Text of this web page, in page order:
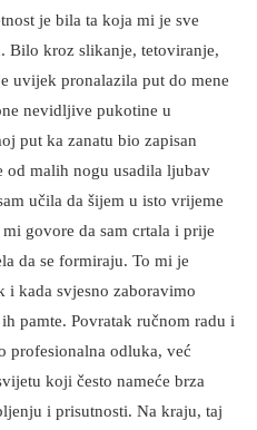
je bila ta koja mi je sve
Bilo kroz slikanje, tetoviranje,
uvijek pronalazila put do mene
nevidljive pukotine u
put ka zanatu bio zapisan
od malih nogu usadila ljubav
učila da šijem u isto vrijeme
govore da sam crtala i prije
da se formiraju. To mi je
i kada svjesno zaboravimo
pamte. Povratak ručnom radu i
profesionalna odluka, već
koji često nameće brza
i prisutnosti. Na kraju, taj